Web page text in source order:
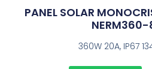
PANEL SOLAR
360W 20A, IP67